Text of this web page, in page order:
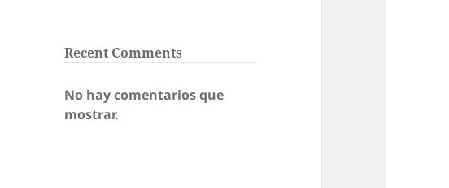
Recent Comments
No hay comentarios que
mostrar.